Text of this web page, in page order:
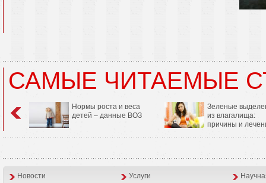
САМЫЕ ЧИТАЕМЫЕ
Нормы роста и веса
детей – данные ВОЗ
Зеленые
из влагалища:
причины и
Новости Услуги